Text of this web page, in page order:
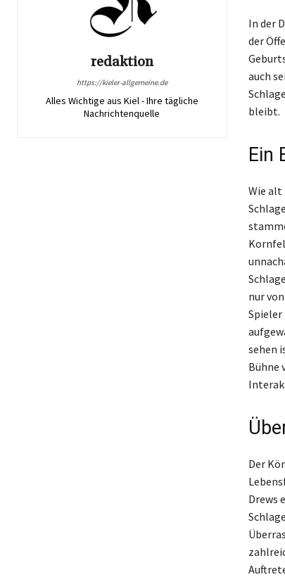
redaktion
https://kieler-allgemeine.de
Alles Wichtige aus Kiel - Ihre tägliche
Nachrichtenquelle
In der
der
auch
bleibt.
Ein
Wie alt
nur
Spieler
sehen
Bühne
Der
Drews